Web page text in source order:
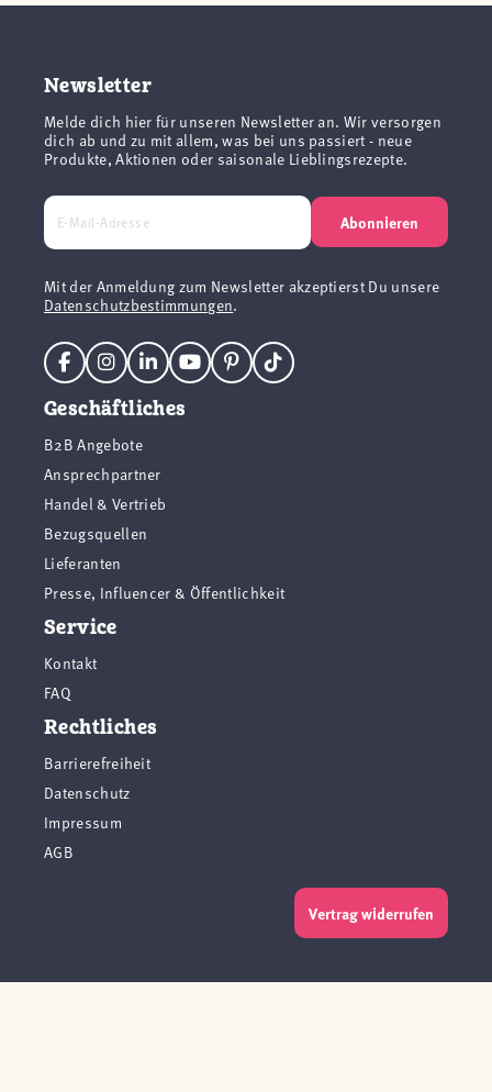
Vertrag widerrufen
Newsletter
Melde dich hier für unseren Newsletter an. Wir versorgen
dich ab und zu mit allem, was bei uns passiert - neue
Produkte, Aktionen oder saisonale Lieblingsrezepte.
Abonnieren
Mit der Anmeldung zum Newsletter akzeptierst Du unsere
Datenschutzbestimmungen.
Geschäftliches
B2B Angebote
Ansprechpartner
Handel & Vertrieb
Bezugsquellen
Lieferanten
Presse, Influencer & Öffentlichkeit
Service
Kontakt
FAQ
Rechtliches
Barrierefreiheit
Datenschutz
Impressum
AGB